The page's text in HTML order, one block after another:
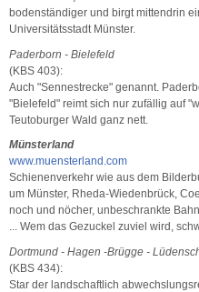
bodenständiger und birgt mittendrin
Universitätsstadt Münster.
Paderborn - Bielefeld
(KBS 403):
Auch "Sennestrecke" genannt.
"Bielefeld" reimt sich nur zufällig auf
Teutoburger Wald ganz nett.
Münsterland
www.muensterland.com
Schienenverkehr wie aus dem
um Münster, Rheda-Wiedenbrück,
noch und nöcher, unbeschrankte
... Wem das Gezuckel zuviel wird,
Dortmund - Hagen -Brügge -
(KBS 434):
Star der landschaftlich